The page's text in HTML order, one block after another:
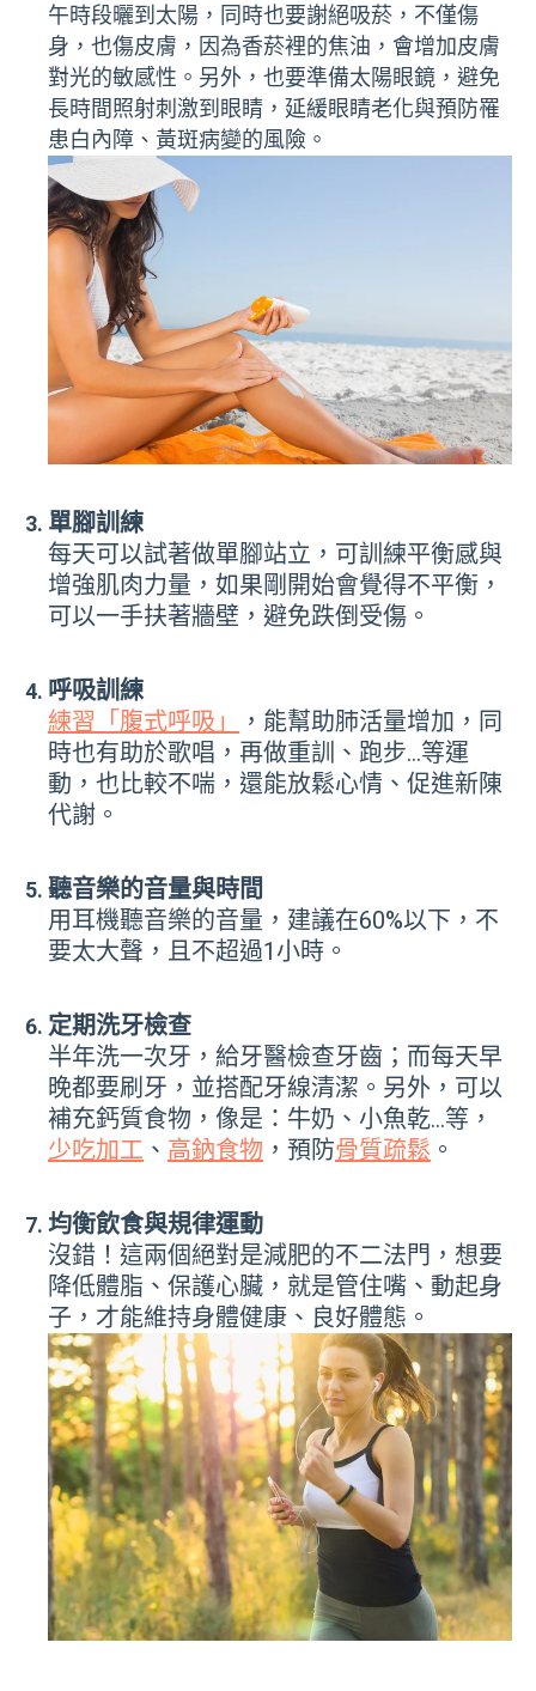
午時段曬到太陽，同時也要謝絕吸菸，不僅傷
身，也傷皮膚，因為香菸裡的焦油，會增加皮膚
對光的敏感性。另外，也要準備太陽眼鏡，避免
長時間照射刺激到眼睛，延緩眼睛老化與預防罹
患白內障、黃斑病變的風險。
單腳訓練
每天可以試著做單腳站立，可訓練平衡感與
增強肌肉力量，如果剛開始會覺得不平衡，
可以一手扶著牆壁，避免跌倒受傷。
呼吸訓練
練習「腹式呼吸」
，能幫助肺活量增加，同
時也有助於歌唱，再做重訓、跑步…等運
動，也比較不喘，還能放鬆心情、促進新陳
代謝。
聽音樂的音量與時間
用耳機聽音樂的音量，建議在60%以下，不
要太大聲，且不超過1小時。
定期洗牙檢查
半年洗一次牙，給牙醫檢查牙齒；而每天早
晚都要刷牙，並搭配牙線清潔。另外，可以
補充鈣質食物，像是：牛奶、小魚乾…等，
少吃加工 、 高鈉食物 ，預防骨質疏鬆 。
均衡飲食與規律運動
沒錯！這兩個絕對是減肥的不二法門，想要
降低體脂、保護心臟，就是管住嘴、動起身
子，才能維持身體健康、良好體態。